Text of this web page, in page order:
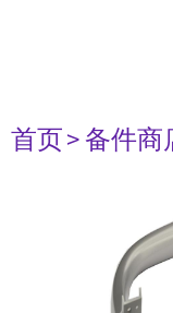
首页> 备件商